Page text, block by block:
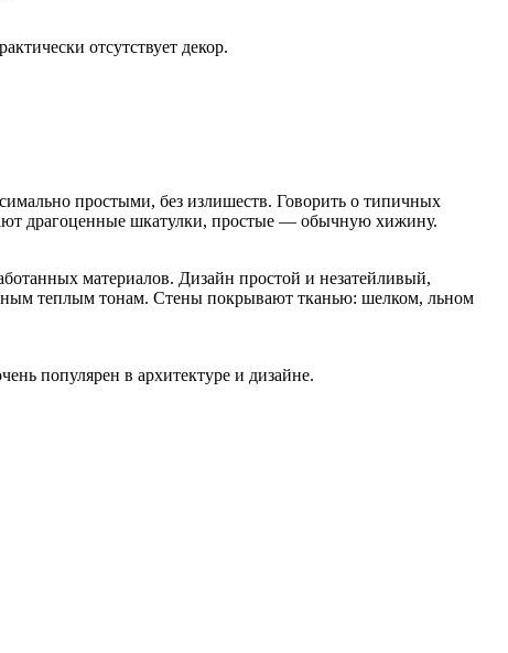
отсутствует декор.
простыми, без излишеств. Го­ворить о типичных
драгоценные шкатулки, простые — обычную хижину.
материалов. Дизайн простой и незатейливый,
теплым тонам. Стены покрывают тканью: шелком, льном
популярен в архитектуре и дизайне.